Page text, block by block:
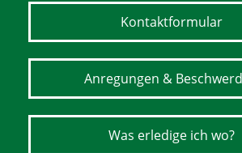
Kontaktformular
Anregungen &
Was erledige ich wo?